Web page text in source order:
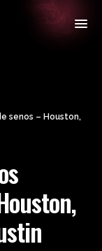
senos – Houston,